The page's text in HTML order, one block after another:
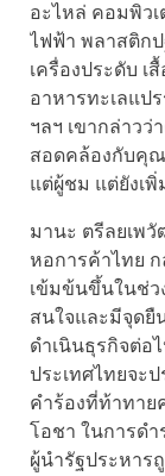
อะไหล่ คอมพิวเ
ไฟฟ้า พลาสติก
เครื่องประดับ เ
อาหารทะเลแป
ฯลฯ เขากล่าว
สอดคล้องกับคุณ
แต่ผู้ชม แต่ยังเ
มานะ ตรีลยเพ
หอการค้าไทย
เข้มข้นขึ้นในช่ว
สนใจและมีจุดยื
ดำเนินธุรกิจต่อ
ประเทศไทยจะ
คำร้องที่ท้าทาย
โอชา ในการด
ผู้นำรัฐประหาร